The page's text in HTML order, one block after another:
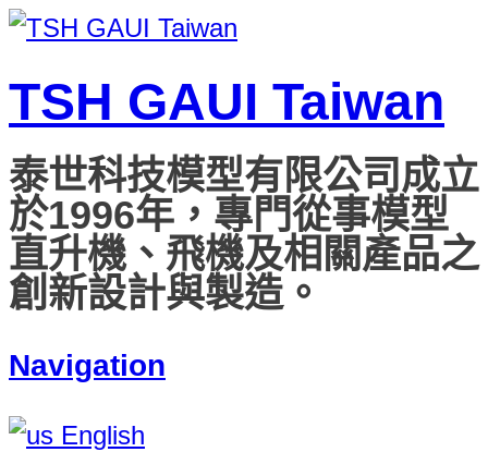
TSH GAUI Taiwan
泰世科技模型有限公司成立
於1996年，專門從事模型
直升機、飛機及相關產品之
創新設計與製造。
Navigation
English